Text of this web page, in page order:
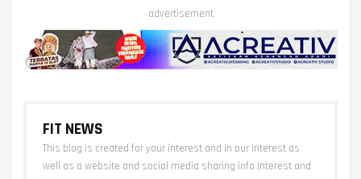
advertisement
FIT NEWS
This blog is created for your interest and in our interest as
well as a website and social media sharing info Interest and